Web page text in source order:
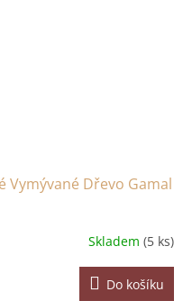
Vymývané Dřevo Gamal
Skladem (5 ks)
Do košíku